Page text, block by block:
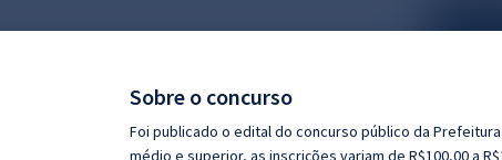
Sobre o concurso
Foi publicado o edital do concurso público da
médio e superior, as inscrições variam de R$100,00 a